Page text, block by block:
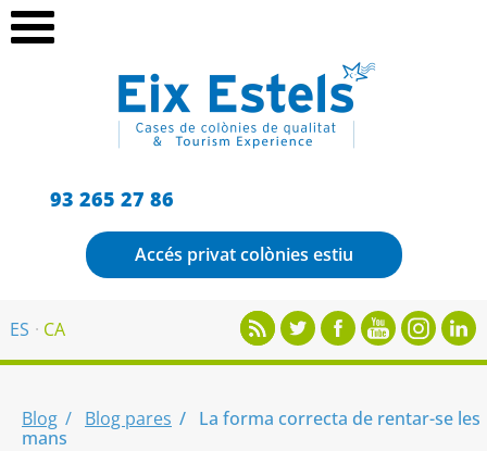
93 265 27 86
Accés privat colònies estiu
ES CA
Blog Blog pares
La forma correcta de rentar-se les
mans